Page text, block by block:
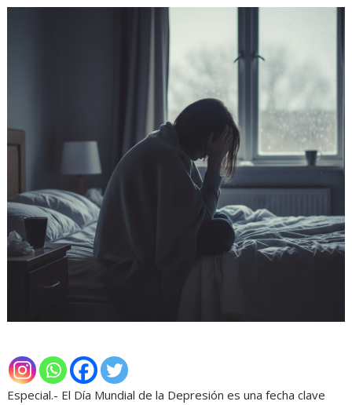
Especial.- El Día Mundial de la Depresión es una fecha clave